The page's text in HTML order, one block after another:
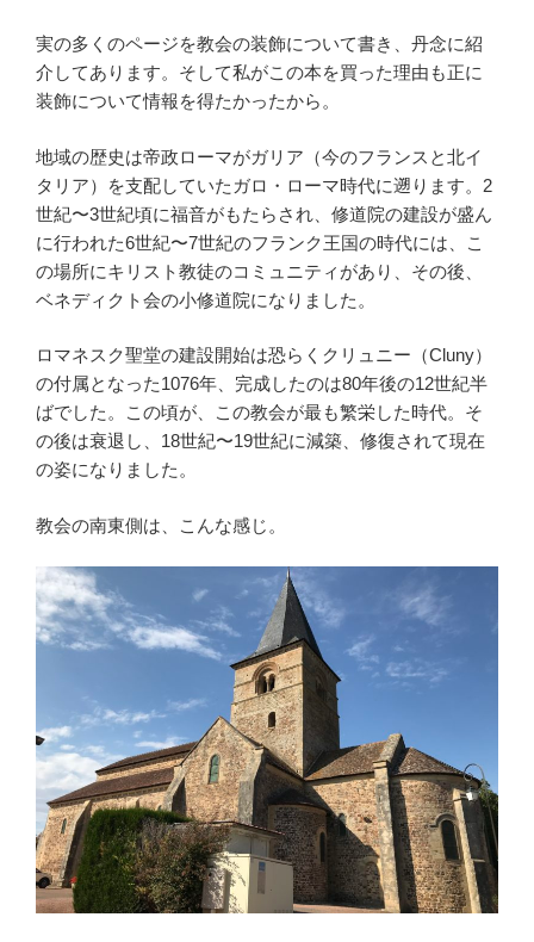
実の多くのページを教会の装飾について書き、丹念に紹
介してあります。そして私がこの本を買った理由も正に
装飾について情報を得たかったから。
地域の歴史は帝政ローマがガリア（今のフランスと北イ
タリア）を支配していたガロ・ローマ時代に遡ります。2
世紀〜3世紀頃に福音がもたらされ、修道院の建設が盛ん
に行われた6世紀〜7世紀のフランク王国の時代には、こ
の場所にキリスト教徒のコミュニティがあり、その後、
ベネディクト会の小修道院になりました。
ロマネスク聖堂の建設開始は恐らくクリュニー（Cluny）
の付属となった1076年、完成したのは80年後の12世紀半
ばでした。この頃が、この教会が最も繁栄した時代。そ
の後は衰退し、18世紀〜19世紀に減築、修復されて現在
の姿になりました。
教会の南東側は、こんな感じ。